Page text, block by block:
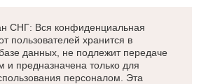
СНГ: Вся конфиденциальная
пользователей хранится в
данных, не подлежит передаче
и предназначена только для
персоналом. Эта